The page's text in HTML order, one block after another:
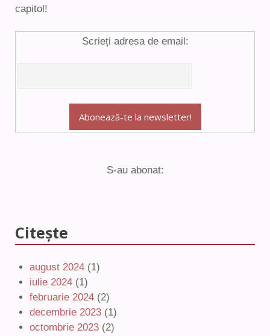
capitol!
Scrieți adresa de email:
S-au abonat:
Citește
august 2024 (1)
iulie 2024 (1)
februarie 2024 (2)
decembrie 2023 (1)
octombrie 2023 (2)